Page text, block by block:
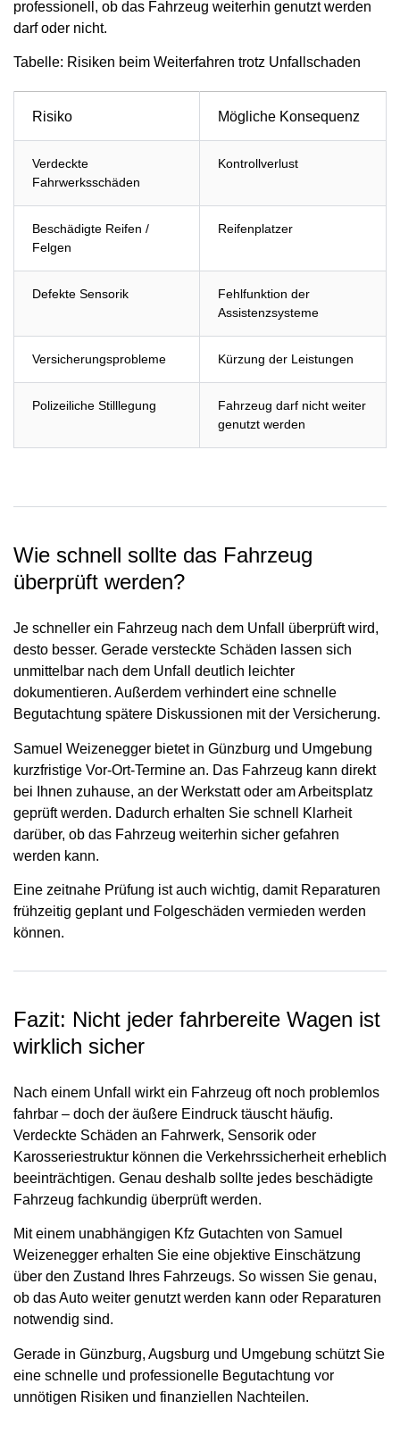
professionell, ob das Fahrzeug weiterhin genutzt werden
darf oder nicht.
Tabelle: Risiken beim Weiterfahren trotz Unfallschaden
Risiko Mögliche Konsequenz
Verdeckte
Fahrwerksschäden
Kontrollverlust
Beschädigte Reifen /
Felgen
Reifenplatzer
Defekte Sensorik
Fehlfunktion der
Assistenzsysteme
Versicherungsprobleme Kürzung der Leistungen
Polizeiliche Stilllegung
Fahrzeug darf nicht weiter
genutzt werden
Wie schnell sollte das Fahrzeug
überprüft werden?
Je schneller ein Fahrzeug nach dem Unfall überprüft wird,
desto besser. Gerade versteckte Schäden lassen sich
unmittelbar nach dem Unfall deutlich leichter
dokumentieren. Außerdem verhindert eine schnelle
Begutachtung spätere Diskussionen mit der Versicherung.
Samuel Weizenegger bietet in Günzburg und Umgebung
kurzfristige Vor-Ort-Termine an. Das Fahrzeug kann direkt
bei Ihnen zuhause, an der Werkstatt oder am Arbeitsplatz
geprüft werden. Dadurch erhalten Sie schnell Klarheit
darüber, ob das Fahrzeug weiterhin sicher gefahren
werden kann.
Eine zeitnahe Prüfung ist auch wichtig, damit Reparaturen
frühzeitig geplant und Folgeschäden vermieden werden
können.
Fazit: Nicht jeder fahrbereite Wagen ist
wirklich sicher
Nach einem Unfall wirkt ein Fahrzeug oft noch problemlos
fahrbar – doch der äußere Eindruck täuscht häufig.
Verdeckte Schäden an Fahrwerk, Sensorik oder
Karosseriestruktur können die Verkehrssicherheit erheblich
beeinträchtigen. Genau deshalb sollte jedes beschädigte
Fahrzeug fachkundig überprüft werden.
Mit einem unabhängigen Kfz Gutachten von Samuel
Weizenegger erhalten Sie eine objektive Einschätzung
über den Zustand Ihres Fahrzeugs. So wissen Sie genau,
ob das Auto weiter genutzt werden kann oder Reparaturen
notwendig sind.
Gerade in Günzburg, Augsburg und Umgebung schützt Sie
eine schnelle und professionelle Begutachtung vor
unnötigen Risiken und finanziellen Nachteilen.